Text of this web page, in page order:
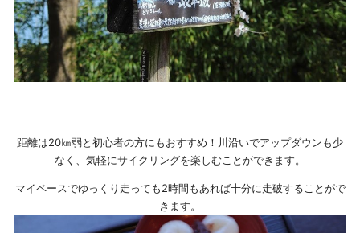
距離は20㎞弱と初心者の方にもおすすめ！川沿いでアップダウンも少
なく、気軽にサイクリングを楽しむことができます。
マイペースでゆっくり走っても2時間もあれば十分に走破することがで
きます。